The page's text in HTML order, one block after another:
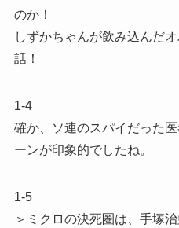
のか！
しずかちゃんが飲み込んだ
話！
1-4
確か、ソ連のスパイだった
ーンが印象的でしたね。
1-5
＞ミクロの決死圏は、手塚